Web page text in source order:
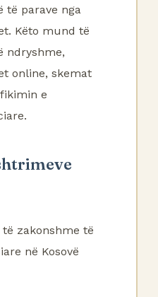
të parave nga
Këto mund të
ndryshme,
online, skemat
e
zakonshme të
në Kosovë